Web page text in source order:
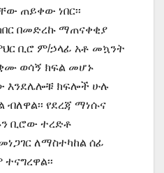
ጠይቀው ነበር፡፡
በመድረኩ ማጠናቀቂያ
ቢሮ ም/ኃላፊ አቶ መኳንት
ወሳኝ ክፍል መሆኑ
እንደሌሎቹ ክፍሎች ሁሉ
የደረጃ ማነሱና
ቢሮው ተረድቶ
ለማስተካከል ሰፊ